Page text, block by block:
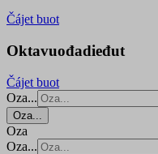
Čájet buot
Oktavuođadieđut
Čájet buot
Oza...
Oza...
Oza
Oza...